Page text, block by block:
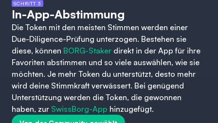
SCHRITT 3
In-App-Abstimmung
Die Token mit den meisten Stimmen werden einer
Due-Diligence-Prüfung unterzogen. Bestehen sie
diese, können BORG-Staker direkt in der App für ihre
Favoriten abstimmen und so viele auswählen, wie sie
möchten. Je mehr Token du unterstützt, desto mehr
wird deine Stimmkraft verwässert. Bei genügend
Unterstützung werden die Token, die gewonnen
haben, zur SwissBorg-App hinzugefügt.